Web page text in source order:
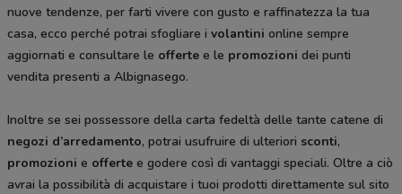
nuove tendenze, per farti vivere con gusto e raffinatezza la tua
casa, ecco perché potrai sfogliare i volantini online sempre
aggiornati e consultare le offerte e le promozioni dei punti
vendita presenti a Albignasego.
Inoltre se sei possessore della carta fedeltà delle tante catene di
negozi d’arredamento, potrai usufruire di ulteriori sconti,
promozioni e offerte e godere così di vantaggi speciali. Oltre a ciò
avrai la possibilità di acquistare i tuoi prodotti direttamente sul sito